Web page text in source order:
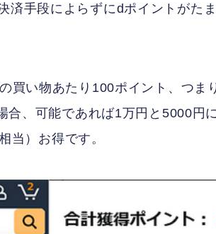
済手段によらずにdポイントがた
買い物あたり100ポイント、つま
合、可能であれば1万円と5000円
当）お得です。